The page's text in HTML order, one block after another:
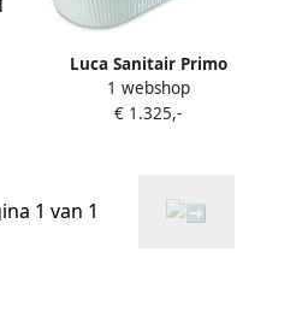
Luca Sanitair Primo
vrijstaand bad van acryl
met overloop 170x80x58h
1 webshop
€ 1.325,-
1 van 1